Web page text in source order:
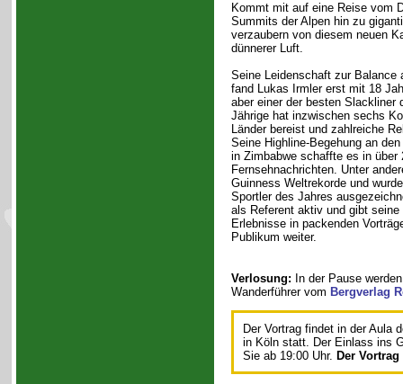
Kommt mit auf eine Reise vom
Summits der Alpen hin zu
verzaubern von diesem neuen
dünnerer Luft.
Seine Leidenschaft zur Balance
fand Lukas Irmler erst mit 18
aber einer der besten Slackliner
Jährige hat inzwischen sechs
Länder bereist und zahlreiche
Seine Highline-Begehung an
in Zimbabwe schaffte es in über
Fernsehnachrichten. Unter
Guinness Weltrekorde und
Sportler des Jahres
als Referent aktiv und gibt seine
Erlebnisse in packenden
Publikum weiter.
Verlosung: In der Pause
Wanderführer vom Bergverlag
Der Vortrag findet in der Aula
in Köln statt. Der Einlass ins
Sie ab 19:00 Uhr. Der